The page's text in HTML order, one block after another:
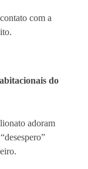
com a
do
adoram